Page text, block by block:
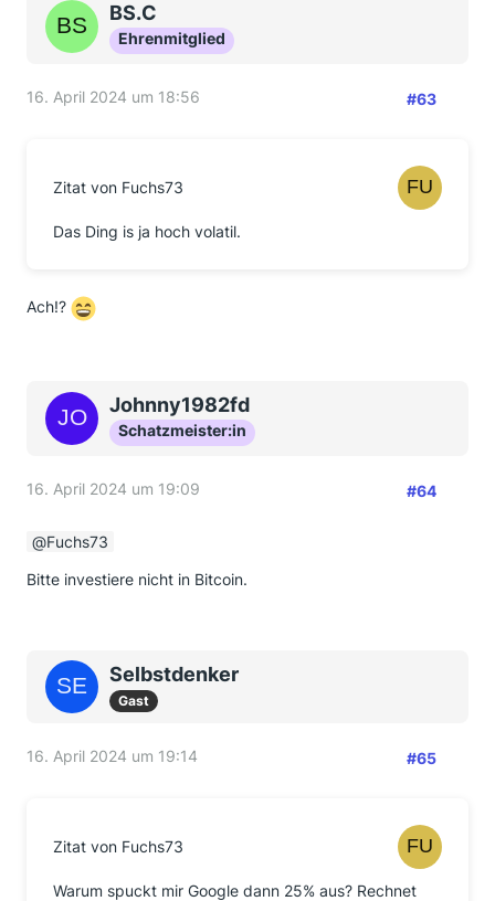
BS.C
Ehrenmitglied
16. April 2024 um 18:56 #63
Zitat von Fuchs73
Das Ding is ja hoch volatil.
Ach!?
Johnny1982fd
Schatzmeister:in
16. April 2024 um 19:09 #64
Fuchs73
Bitte investiere nicht in Bitcoin.
Selbstdenker
Gast
16. April 2024 um 19:14 #65
Zitat von Fuchs73
Warum spuckt mir Google dann 25% aus? Rechnet